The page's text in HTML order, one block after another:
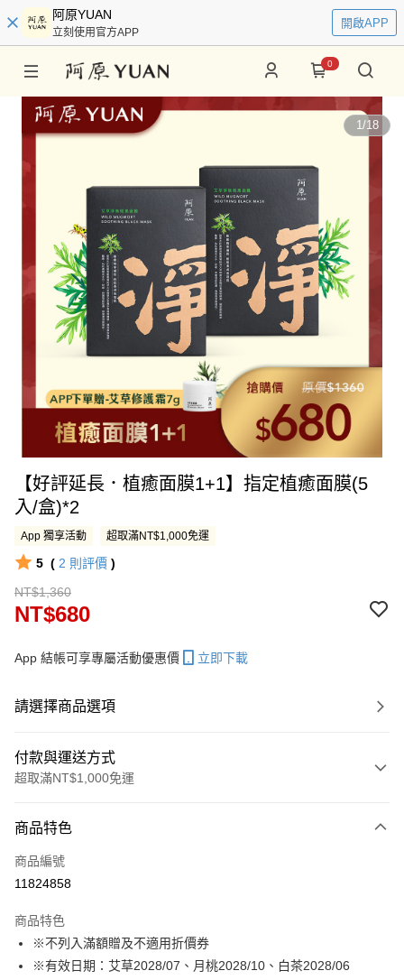
阿原YUAN
立刻使用官方APP
開啟APP
0
1/18
【好評延長．植癒面膜1+1】指定植癒面膜(5
入/盒)*2
App 獨享活動 超取滿NT$1,000免運
5 ( 2 則評價 )
NT$1,360
NT$680
App 結帳可享專屬活動優惠價 立即下載
請選擇商品選項
付款與運送方式
超取滿NT$1,000免運
信用卡一次付款
LINE Pay
街口支付
悠遊付
商品特色
商品編號
11824858
商品特色
※不列入滿額贈及不適用折價券
※有效日期：艾草2028/07、月桃2028/10、白茶2028/06